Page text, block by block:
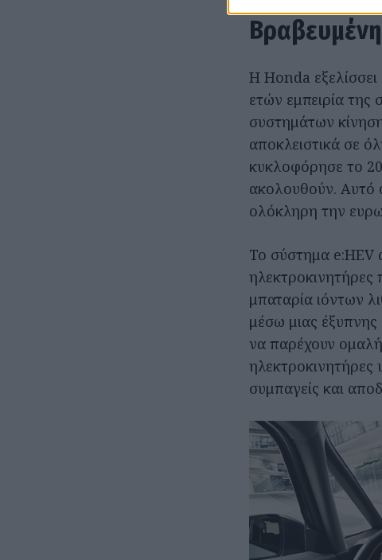
Η Honda
ετών εμπειρία της
συστημάτων
αποκλειστικά σε
κυκλοφόρησε το
ακολουθούν. Αυτό
ολόκληρη την
Το σύστημα e:HEV
ηλεκτροκινητήρες
μπαταρία ιόντων
μέσω μιας
να παρέχουν
ηλεκτροκινητήρες
συμπαγείς και